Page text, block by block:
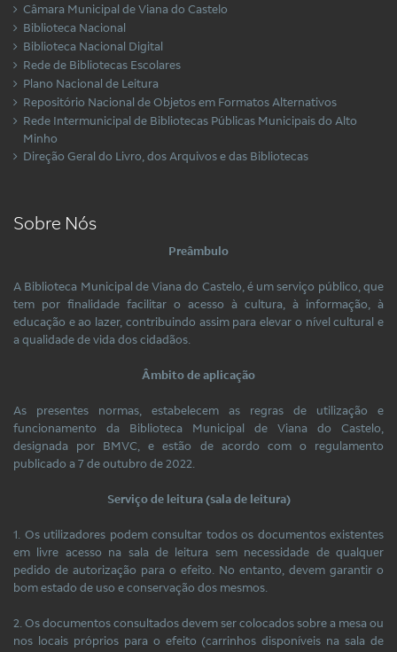
Câmara Municipal de Viana do Castelo
Biblioteca Nacional
Biblioteca Nacional Digital
Rede de Bibliotecas Escolares
Plano Nacional de Leitura
Repositório Nacional de Objetos em Formatos Alternativos
Rede Intermunicipal de Bibliotecas Públicas Municipais do Alto
Minho
Direção Geral do Livro, dos Arquivos e das Bibliotecas
Sobre Nós
Preâmbulo
A Biblioteca Municipal de Viana do Castelo, é um serviço público, que
tem por finalidade facilitar o acesso à cultura, à informação, à
educação e ao lazer, contribuindo assim para elevar o nível cultural e
a qualidade de vida dos cidadãos.
Âmbito de aplicação
As presentes normas, estabelecem as regras de utilização e
funcionamento da Biblioteca Municipal de Viana do Castelo,
designada por BMVC, e estão de acordo com o regulamento
publicado a 7 de outubro de 2022.
Serviço de leitura (sala de leitura)
1. Os utilizadores podem consultar todos os documentos existentes
em livre acesso na sala de leitura sem necessidade de qualquer
pedido de autorização para o efeito. No entanto, devem garantir o
bom estado de uso e conservação dos mesmos.
2. Os documentos consultados devem ser colocados sobre a mesa ou
nos locais próprios para o efeito (carrinhos disponíveis na sala de